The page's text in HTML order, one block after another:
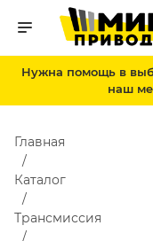
Нужна помощь в
наш
Главная
Каталог
Трансмиссия